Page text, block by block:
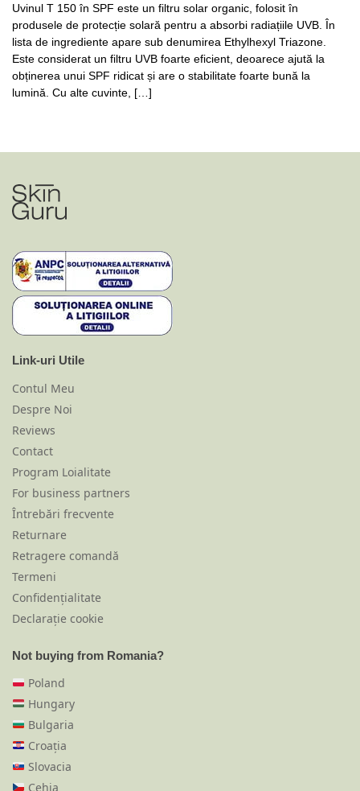
Uvinul T 150 în SPF este un filtru solar organic, folosit în
produsele de protecție solară pentru a absorbi radiațiile UVB. În
lista de ingrediente apare sub denumirea Ethylhexyl Triazone.
Este considerat un filtru UVB foarte eficient, deoarece ajută la
obținerea unui SPF ridicat și are o stabilitate foarte bună la
lumină. Cu alte cuvinte, […]
Link-uri Utile
Contul Meu
Despre Noi
Reviews
Contact
Program Loialitate
For business partners
Întrebări frecvente
Returnare
Retragere comandă
Termeni
Confidențialitate
Declarație cookie
Not buying from Romania?
Poland
Hungary
Bulgaria
Croația
Slovacia
Cehia